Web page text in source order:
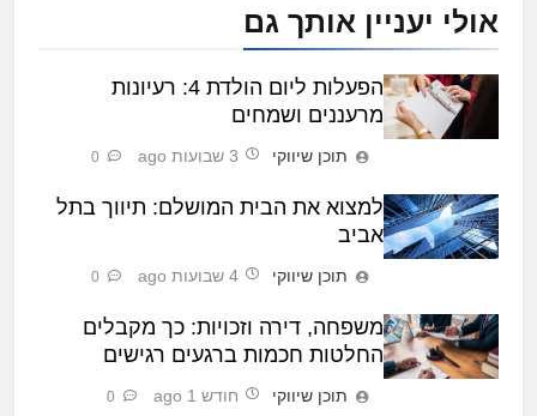
אולי יעניין אותך גם
הפעלות ליום הולדת 4: רעיונות
מרעננים ושמחים
תוכן שיווקי 3 שבועות ago 0
למצוא את הבית המושלם: תיווך בתל
אביב
תוכן שיווקי 4 שבועות ago 0
משפחה, דירה וזכויות: כך מקבלים
החלטות חכמות ברגעים רגישים
תוכן שיווקי חודש 1 ago 0